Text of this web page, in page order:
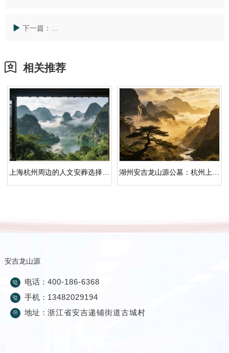
下一篇：
相关推荐
上海杭州周边的人文安葬选择，安吉龙山源生态纪念园探访
安吉龙山源
电话： 400-186-6368
手机： 13482029194
地址： 浙江省安吉递铺街道古城村